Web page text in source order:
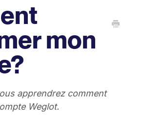
mon
apprendrez comment
Weglot.